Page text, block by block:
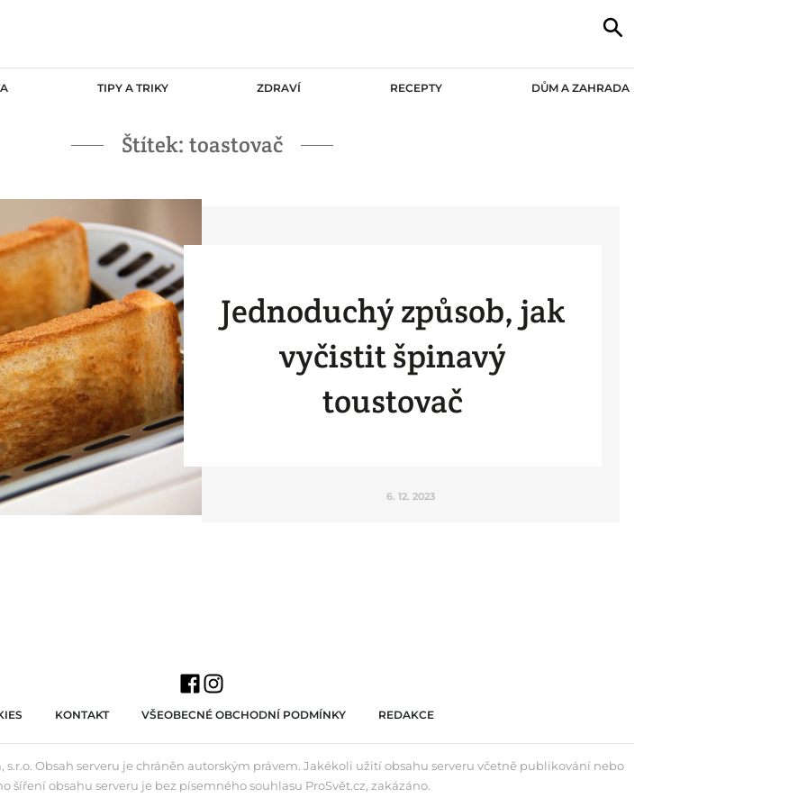
TIPY A TRIKY ZDRAVÍ RECEPTY DŮM A ZAHRADA
Štítek: toastovač
Jednoduchý způsob, jak
vyčistit špinavý
toustovač
6. 12. 2023
KONTAKT VŠEOBECNÉ OBCHODNÍ PODMÍNKY REDAKCE
s.r.o. Obsah serveru je chráněn autorským právem. Jakékoli užití obsahu serveru včetně publikování nebo
šíření obsahu serveru je bez písemného souhlasu ProSvět.cz, zakázáno.